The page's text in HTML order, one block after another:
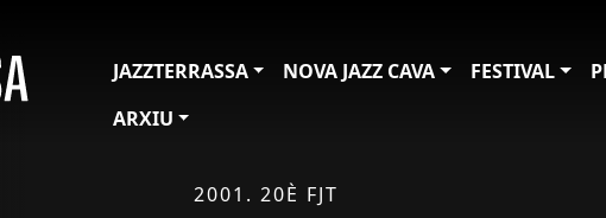
JAZZTERRASSA
NOVA JAZZ CAVA FESTIVAL
ARXIU
2001. 20È FJT